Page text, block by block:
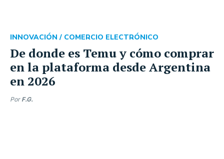
De donde es Temu y cómo comprar
en la plataforma desde Argentina
en 2026
INNOVACIÓN / COMERCIO ELECTRÓNICO
Por F.G.